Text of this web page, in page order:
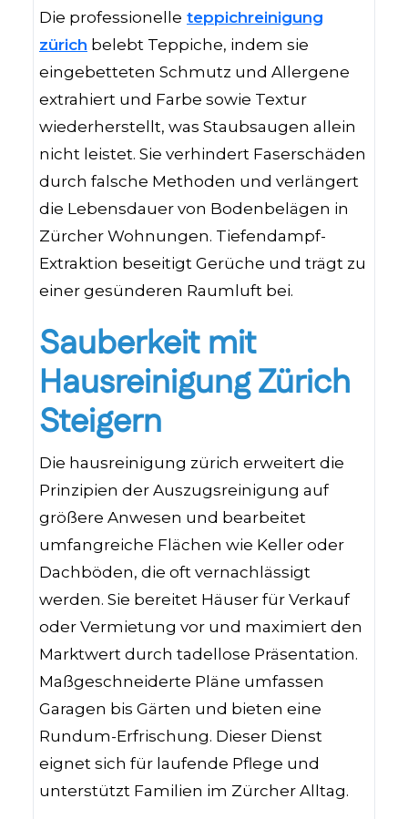
Die professionelle teppichreinigung
zürich belebt Teppiche, indem sie
eingebetteten Schmutz und Allergene
extrahiert und Farbe sowie Textur
wiederherstellt, was Staubsaugen allein
nicht leistet. Sie verhindert Faserschäden
durch falsche Methoden und verlängert
die Lebensdauer von Bodenbelägen in
Zürcher Wohnungen. Tiefendampf-
Extraktion beseitigt Gerüche und trägt zu
einer gesünderen Raumluft bei.
Sauberkeit mit
Hausreinigung Zürich
Steigern
Die hausreinigung zürich erweitert die
Prinzipien der Auszugsreinigung auf
größere Anwesen und bearbeitet
umfangreiche Flächen wie Keller oder
Dachböden, die oft vernachlässigt
werden. Sie bereitet Häuser für Verkauf
oder Vermietung vor und maximiert den
Marktwert durch tadellose Präsentation.
Maßgeschneiderte Pläne umfassen
Garagen bis Gärten und bieten eine
Rundum-Erfrischung. Dieser Dienst
eignet sich für laufende Pflege und
unterstützt Familien im Zürcher Alltag.